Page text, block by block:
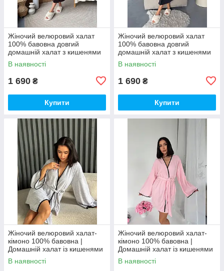
Жіночий велюровий халат
100% бавовна довгий
домашній халат з кишенями
преміум якості
В наявності
1 690 ₴
Купити
Жіночий велюровий халат
100% бавовна довгий
домашній халат з кишенями
преміум якості
В наявності
1 690 ₴
Купити
Жіночий велюровий халат-
кімоно 100% бавовна |
Домашній халат із кишенями
| М’який бавовняний халат
В наявності
Жіночий велюровий халат-
кімоно 100% бавовна |
Домашній халат із кишенями
| М’який бавовняний халат
В наявності